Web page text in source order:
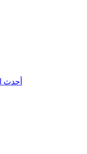
أحدث